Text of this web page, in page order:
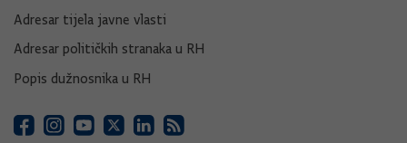
Adresar tijela javne vlasti
Adresar političkih stranaka u RH
Popis dužnosnika u RH